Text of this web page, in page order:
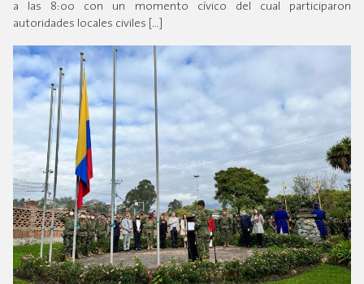
a las 8:00 con un momento cívico del cual participaron
autoridades locales civiles […]